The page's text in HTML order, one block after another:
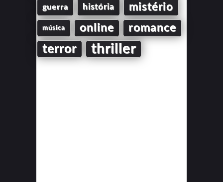
guerra história mistério
música online romance
terror thriller